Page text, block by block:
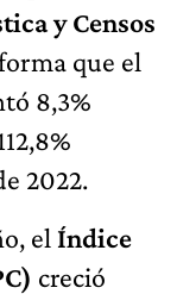
y Censos
que el
8,3%
2022.
el Índice
creció